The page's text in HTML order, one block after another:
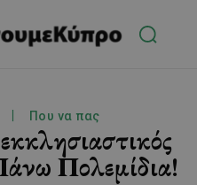
Που να πας
Πολεμίδια!